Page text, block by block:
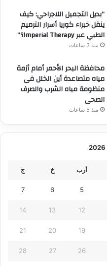
“بديل التجميل اللاجراحي: كيف
ينقل خبراء كوريا أسرار الترميم
الطبي عبر Imperial Therapy؟”
منذ 3 ساعات
محافظة البحر الأحمر أمام أزمة
مياه متصاعدة أين الخلل فى
منظومة مياه الشرب والصرف
الصحى
منذ 5 ساعات
أرب خ ج
5
6
7
12
13
14
19
20
21
26
27
28